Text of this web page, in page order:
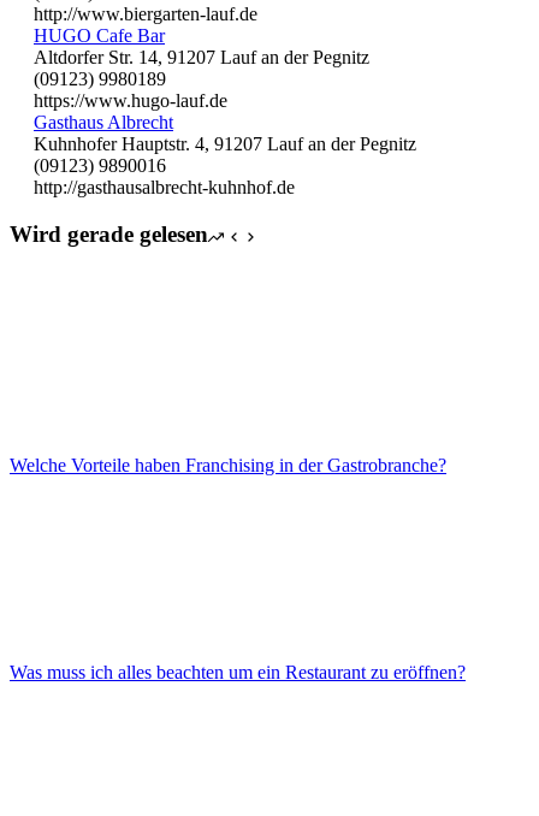
http://www.biergarten-lauf.de
HUGO Cafe Bar
Altdorfer Str. 14, 91207 Lauf an der Pegnitz
(09123) 9980189
https://www.hugo-lauf.de
Gasthaus Albrecht
Kuhnhofer Hauptstr. 4, 91207 Lauf an der Pegnitz
(09123) 9890016
http://gasthausalbrecht-kuhnhof.de
Wird gerade gelesen
Welche Vorteile haben Franchising in der Gastrobranche?
Was muss ich alles beachten um ein Restaurant zu eröffnen?